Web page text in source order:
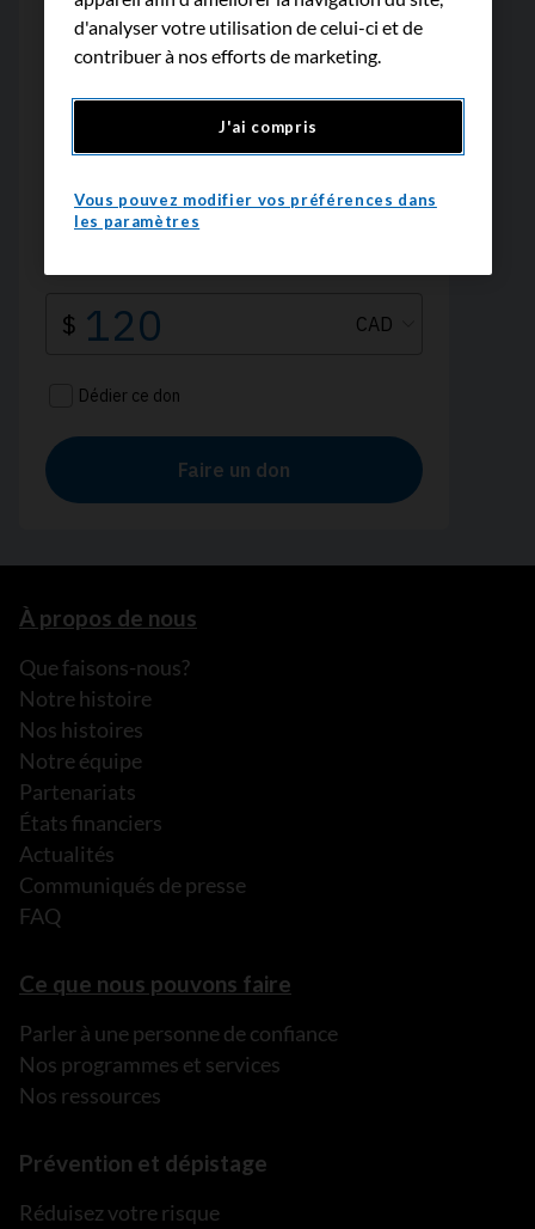
À propos de nous
Que faisons-nous?
Notre histoire
Nos histoires
Notre équipe
Partenariats
États financiers
Actualités
Communiqués de presse
FAQ
Ce que nous pouvons faire
Parler à une personne de confiance
Nos programmes et services
Nos ressources
Prévention et dépistage
Réduisez votre risque
d'analyser votre utilisation de celui-ci et de
contribuer à nos efforts de marketing.
J'ai compris
Vous pouvez modifier vos préférences dans
les paramètres